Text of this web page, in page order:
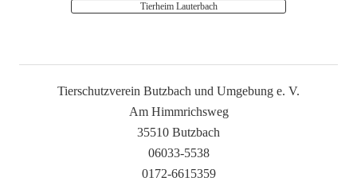
Tierheim Lauterbach
Tierschutzverein Butzbach und Umgebung e. V.
Am Himmrichsweg
35510 Butzbach
06033-5538
0172-6615359